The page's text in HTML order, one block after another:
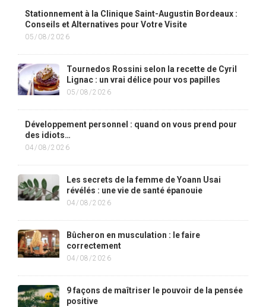
Stationnement à la Clinique Saint-Augustin Bordeaux :
Conseils et Alternatives pour Votre Visite
05/08/2026
Tournedos Rossini selon la recette de Cyril
Lignac : un vrai délice pour vos papilles
05/08/2026
Développement personnel : quand on vous prend pour
des idiots…
04/08/2026
Les secrets de la femme de Yoann Usai
révélés : une vie de santé épanouie
04/08/2026
Bûcheron en musculation : le faire
correctement
04/08/2026
9 façons de maîtriser le pouvoir de la pensée
positive